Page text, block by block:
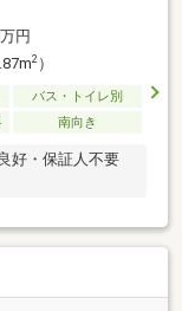
円
2）
バス・トイレ別
南向き
好・保証人不要